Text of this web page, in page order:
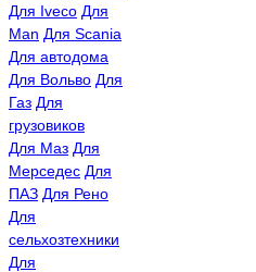
Для Iveco Для
Man Для Scania
Для автодома
Для Вольво Для
Газ Для
грузовиков
Для Маз Для
Мерседес Для
ПАЗ Для Рено
Для
сельхозтехники
Для